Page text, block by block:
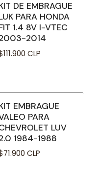
No disponible
DE EMBRAGUE
PARA HONDA
1.4 8V I-VTEC
2014
CLP
No disponible
EMBRAGUE
PARA
LUV
1984-1988
CLP